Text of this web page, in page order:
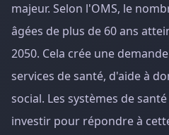
majeur. Selon l'OMS, le
âgées de plus de 60 ans
2050. Cela crée une
services de santé, d'aide à
social. Les systèmes de
investir pour répondre à